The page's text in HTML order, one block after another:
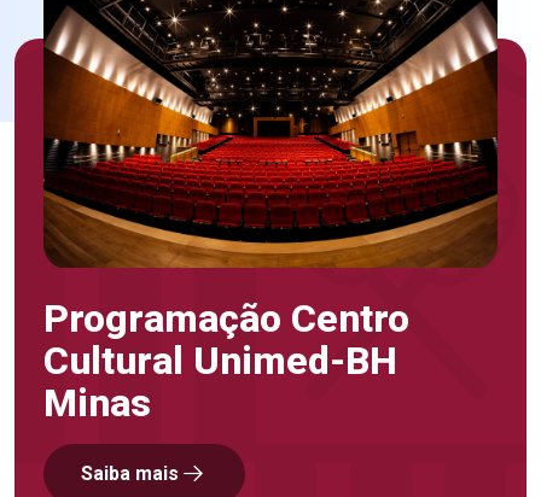
Programação Centro
Cultural Unimed-BH
Minas
Saiba mais